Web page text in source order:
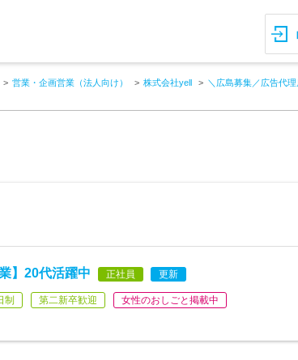
営業・企画営業（法人向け） 株式会社yell
＼広島募集／広告代
】20代活躍中 正社員 更新
制 第二新卒歓迎 女性のおしごと掲載中